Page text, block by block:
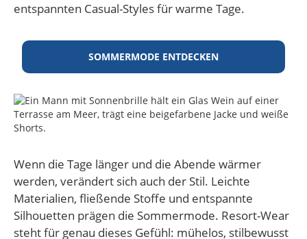
entspannten Casual-Styles für warme Tage.
SOMMERMODE ENTDECKEN
Wenn die Tage länger und die Abende wärmer
werden, verändert sich auch der Stil. Leichte
Materialien, fließende Stoffe und entspannte
Silhouetten prägen die Sommermode. Resort-Wear
steht für genau dieses Gefühl: mühelos, stilbewusst